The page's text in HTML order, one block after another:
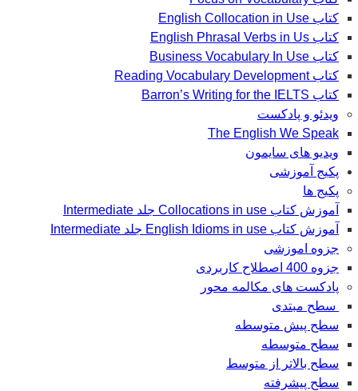
کتاب English Collocation in Use
کتاب English Phrasal Verbs in Us
کتاب Business Vocabulary In Use
کتاب Reading Vocabulary Development
کتاب Barron’s Writing for the IELTS
ویدئو و پادکست
The English We Speak
ویدیو های سایمون
پکیج آموزشی
پکیج ها
آموزش کتاب Collocations in use جلد Intermediate
آموزش کتاب English Idioms in use جلد Intermediate
جزوه اموزشی
جزوه 400 اصطلاح کاربردی
پادکست های مکالمه محور
سطح مبتدی
سطح پیش متوسطه
سطح متوسطه
سطح بالاتر از متوسط
سطح پیشرفته